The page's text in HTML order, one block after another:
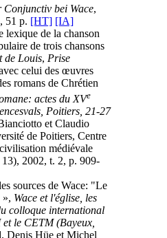
Conjunctiv bei Wace,
51 p. [HT] [IA]
lexique de la chanson
de trois chansons
de Louis, Prise
celui des œuvres
romans de Chrétien
actes du XVe
Poitiers, 21-27
et Claudio
de Poitiers, Centre
médiévale
2002, t. 2, p. 909-
sources de Wace: "Le
», Wace et l'église, les
colloque international
le CETM (Bayeux,
Denis Hüe et Michel